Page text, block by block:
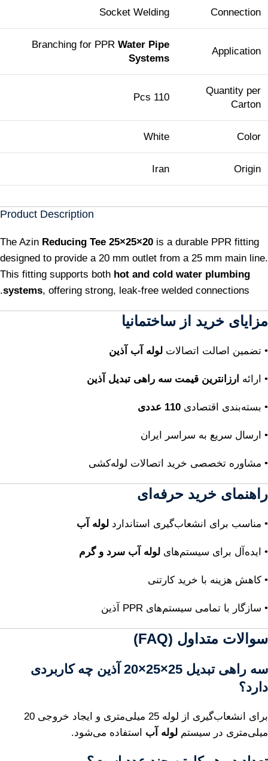
Connection
Socket Welding
Application
Branching for PPR Water Pipe
Systems
Quantity per
Carton
110 Pcs
Color
White
Origin
Iran
Product Description
The Azin Reducing Tee 25×25×20 is a durable PPR fitting
designed to provide a 20 mm outlet from a 25 mm main line.
This fitting supports both hot and cold water plumbing
systems, offering strong, leak‑free welded connections.
مزایای خرید از ساختمانیا
• تضمین اصالت اتصالات لوله آب آذین
• ارائه ارزانترین قیمت سه راهی تبدیل آذین
• بسته‌بندی اقتصادی 110 عددی
• ارسال سریع به سراسر ایران
• مشاوره تخصصی خرید اتصالات لوله‌کشی
راهنمای خرید حرفه‌ای
• مناسب برای انشعاب‌گیری استاندارد لوله آب
• ایده‌آل برای سیستم‌های لوله آب سرد و گرم
• کاهش هزینه با خرید کارتنی
• سازگار با تمامی سیستم‌های PPR آذین
سوالات متداول (FAQ)
سه راهی تبدیل 25×25×20 آذین چه کاربردی
دارد؟
برای انشعاب‌گیری از لوله 25 میلی‌متری و ایجاد خروجی 20
میلی‌متری در سیستم لوله آب استفاده می‌شود.